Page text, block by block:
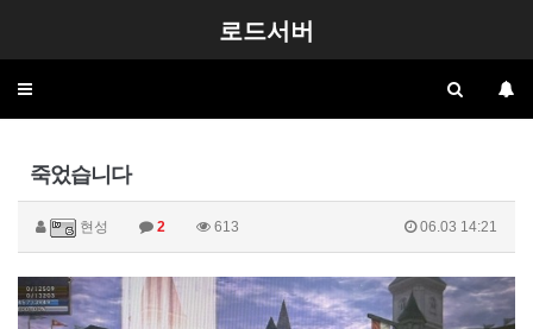
로드서버
Toggle
죽었습니다
현성 2 613 06.03 14:21